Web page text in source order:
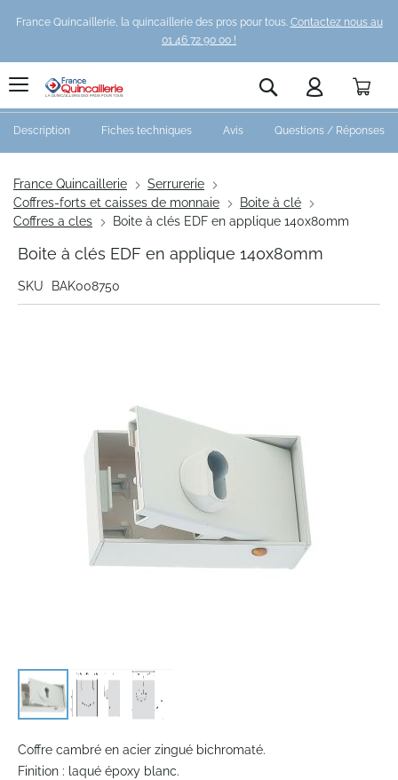
France Quincaillerie, la quincaillerie des pros pour tous. Contactez nous au
01 46 72 90 00 !
Rechercher
France Quincaillerie
Serrurerie
Coffres-forts et caisses de monnaie
Boite à clé
Coffres a cles
Boite à clés EDF en applique 140x80mm
Boite à clés EDF en applique 140x80mm
SKU
BAK008750
to
the
Coffre cambré en acier zingué bichromaté.
Finition : laqué époxy blanc.
Description Fiches techniques Avis Questions / Réponses